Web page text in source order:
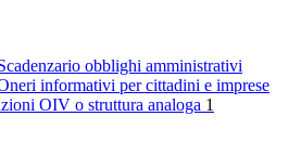
obblighi amministrativi
informativi per cittadini e imprese
OIV o struttura analoga 1